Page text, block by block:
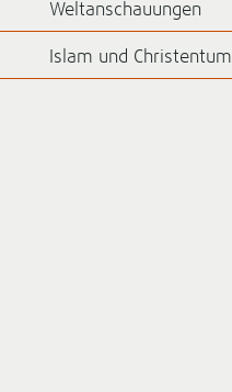
Weltanschauungen
Islam und Christentum